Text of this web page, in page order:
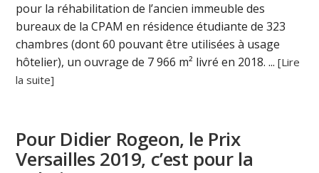
pour la réhabilitation de l’ancien immeuble des
bureaux de la CPAM en résidence étudiante de 323
chambres (dont 60 pouvant être utilisées à usage
hôtelier), un ouvrage de 7 966 m² livré en 2018. ...[Lire
la suite]
Pour Didier Rogeon, le Prix
Versailles 2019, c’est pour la